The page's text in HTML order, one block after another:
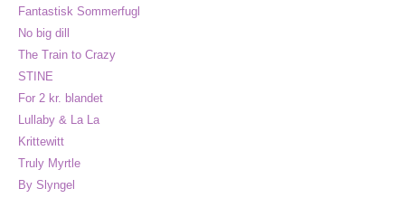
Fantastisk Sommerfugl
No big dill
The Train to Crazy
STINE
For 2 kr. blandet
Lullaby & La La
Krittewitt
Truly Myrtle
By Slyngel